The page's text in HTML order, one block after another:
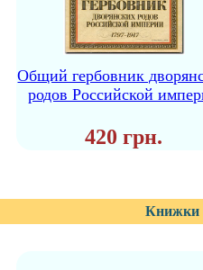
Общий гербовник
родов Российской
420 грн.
Книжки